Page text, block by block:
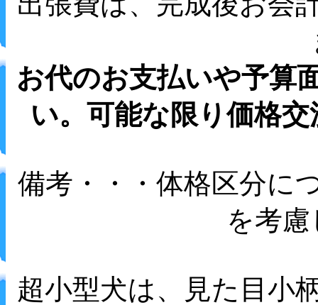
お代のお支払いや予算
い。可能な限り価格
備考・・・体格区分に
を考
超小型犬は、見た目小